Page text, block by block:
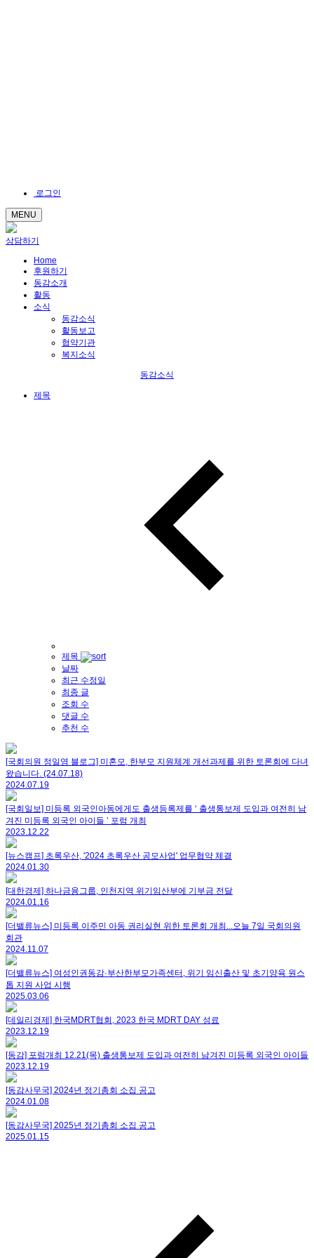
로그인
MENU
상담하기
Home
후원하기
동감소개
활동
소식
동감소식
활동보고
협약기관
복지소식
동감소식
제목
제목
날짜
최근 수정일
최종 글
조회 수
댓글 수
추천 수
[국회의원 정일영 블로그] 미혼모, 한부모 지원체계 개선과제를 위한 토론회에 다녀
왔습니다. (24.07.18)
2024.07.19
[국회일보] 미등록 외국인아동에게도 출생등록제를 ‘ 출생통보제 도입과 여전히 남
겨진 미등록 외국인 아이들 ’ 포럼 개최
2023.12.22
[뉴스캠프] 초록우산, '2024 초록우산 공모사업' 업무협약 체결
2024.01.30
[대한경제] 하나금융그룹, 인천지역 위기임산부에 기부금 전달
2024.01.16
[더밸류뉴스] 미등록 이주민 아동 권리실현 위한 토론회 개최...오늘 7일 국회의원
회관
2024.11.07
[더밸류뉴스] 여성인권동감·부산한부모가족센터, 위기 임신출산 및 초기양육 원스
톱 지원 사업 시행
2025.03.06
[데일리경제] 한국MDRT협회, 2023 한국 MDRT DAY 성료
2023.12.19
[동감] 포럼개최 12.21(목) 출생통보제 도입과 여전히 남겨진 미등록 외국인 아이들
2023.12.19
[동감사무국] 2024년 정기총회 소집 공고
2024.01.08
[동감사무국] 2025년 정기총회 소집 공고
2025.01.15